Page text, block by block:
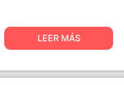
LEER MÁS